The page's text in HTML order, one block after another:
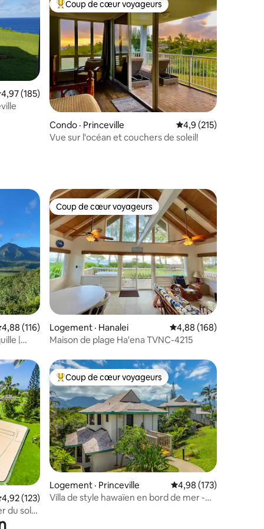
plus aimés
moyenne de 4,97 sur 5, 185 commentaires
4,97 (185)
Coup de cœur voyageurs parmi les plus aimés
Coup de cœur voyageurs
Condo · Princeville Note moyenne de
4,9 (215)
Vue sur l'océan et couchers de soleil!
moyenne de 4,88 sur 5, 116 commentaires
4,88 (116)
|
Coup de cœur voyageurs
Coup de cœur voyageurs
Logement · Hanalei Note moyenne de
4,88 (168)
Maison de plage Ha'ena TVNC-4215
moyenne de 4,92 sur 5, 123 commentaires
4,92 (123)
du soleil
Coup de cœur voyageurs parmi les plus aimés
Coup de cœur voyageurs
Logement · Princeville Note moyenne de
4,98 (173)
Villa de style hawaïen en bord de mer -